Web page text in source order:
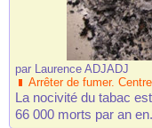
par Laurence ADJADJ
Arrêter de fumer.
La nocivité du tabac
66 000 morts par an